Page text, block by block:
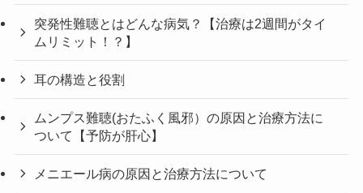
突発性難聴とはどんな病気？【治療は2週間がタイ
ムリミット！？】
耳の構造と役割
ムンプス難聴(おたふく風邪）の原因と治療方法に
ついて【予防が肝心】
メニエール病の原因と治療方法について